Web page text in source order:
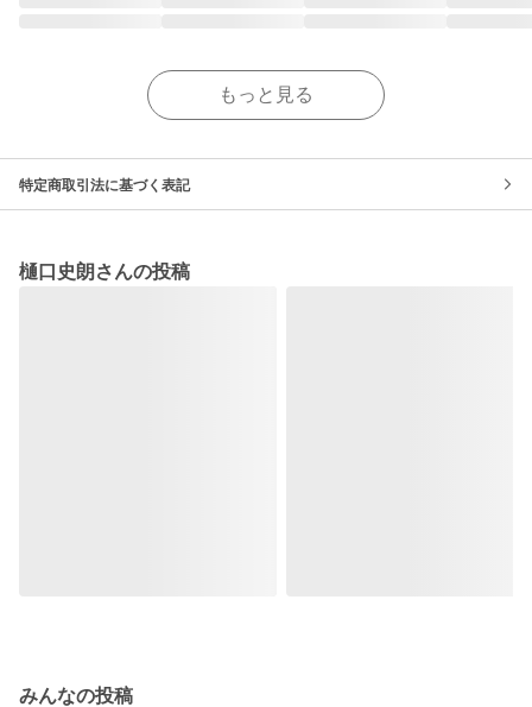
もっと見る
特定商取引法に基づく表記
樋口史朗さんの投稿
みんなの投稿